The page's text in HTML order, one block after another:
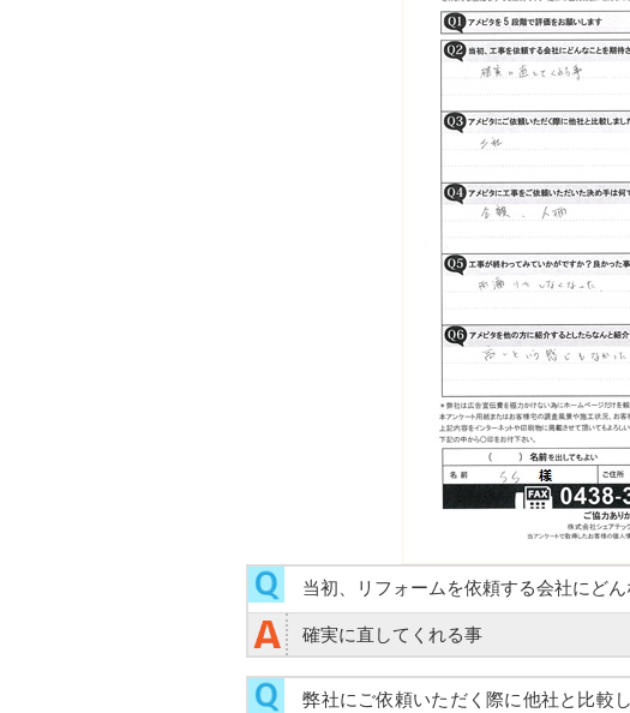
当初、リフォームを依頼する会社にど
確実に直してくれる事
弊社にご依頼いただく際に他社と比較